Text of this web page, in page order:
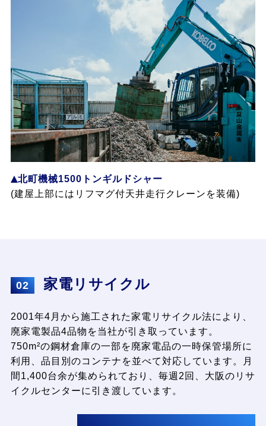
北町機械1500トンギルドシャー
(建屋上部にはリフマグ付天井走行クレーンを装備)
02 家電リサイクル
2001年4月から施工された家電リサイクル法により、
廃家電製品4品物を当社が引き取っています。
750m²の鋼材倉庫の一部を廃家電品の一時保管場所に
利用、品目別のコンテナを並べて対応しています。月
間1,400台余が集められており、毎週2回、大阪のリサ
イクルセンターに引き渡しています。